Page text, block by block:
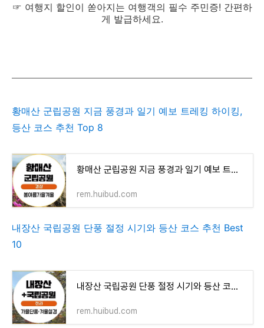
☞ 여행지 할인이 쏟아지는 여행객의 필수 주민증! 간편하
게 발급하세요.
황매산 군립공원 지금 풍경과 일기 예보 트레킹 하이킹,
등산 코스 추천 Top 8
황매산 군립공원 지금 풍경과 일기 예보 트레킹 하이킹, 등산 코스 추천 Top 8
rem.huibud.com
내장산 국립공원 단풍 절정 시기와 등산 코스 추천 Best
10
내장산 국립공원 단풍 절정 시기와 등산 코스 추천 Best 10
rem.huibud.com